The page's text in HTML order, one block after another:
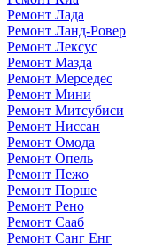
Ремонт Лада
Ремонт Ланд-Ровер
Ремонт Лексус
Ремонт Мазда
Ремонт Мерседес
Ремонт Мини
Ремонт Митсубиси
Ремонт Ниссан
Ремонт Омода
Ремонт Опель
Ремонт Пежо
Ремонт Порше
Ремонт Рено
Ремонт Сааб
Ремонт Санг Енг